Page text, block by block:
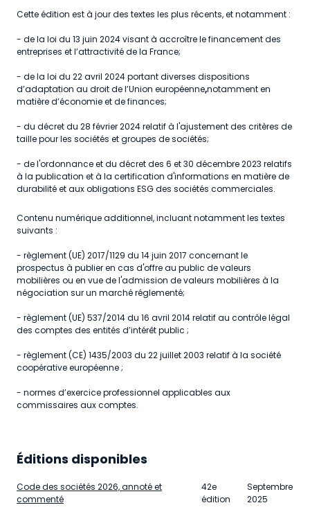
Cette édition est à jour des textes les plus récents, et notamment :
- de la loi du 13 juin 2024 visant à accroître le financement des
entreprises et l’attractivité de la France;
- de la loi du 22 avril 2024 portant diverses dispositions
d’adaptation au droit de l’Union européenne,notamment en
matière d’économie et de finances;
- du décret du 28 février 2024 relatif à l'ajustement des critères de
taille pour les sociétés et groupes de sociétés;
- de l'ordonnance et du décret des 6 et 30 décembre 2023 relatifs
à la publication et à la certification d'informations en matière de
durabilité et aux obligations ESG des sociétés commerciales.
Contenu numérique additionnel, incluant notamment les textes
suivants :
- règlement (UE) 2017/1129 du 14 juin 2017 concernant le
prospectus à publier en cas d'offre au public de valeurs
mobilières ou en vue de l'admission de valeurs mobilières à la
négociation sur un marché réglementé;
- règlement (UE) 537/2014 du 16 avril 2014 relatif au contrôle légal
des comptes des entités d’intérêt public ;
- règlement (CE) 1435/2003 du 22 juillet 2003 relatif à la société
coopérative européenne ;
- normes d’exercice professionnel applicables aux
commissaires aux comptes.
Éditions disponibles
Code des sociétés 2026, annoté et
commenté
42e
édition
Septembre
2025